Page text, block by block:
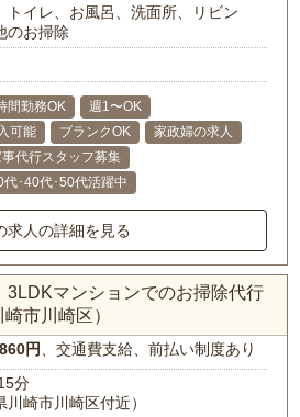
トイレ、お風呂、洗面所、リビン
のお掃除
間勤務OK
週1〜OK
可能 ブランクOK
家政婦の求人
事代行スタッフ募集
代･40代･50代活躍中
求人の詳細を見る
3LDKマンションでのお掃除代行
市川崎区）
円 、交通費支給、前払い制度あり
分
川崎市川崎区付近）